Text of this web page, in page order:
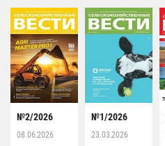
№2/2026
08.06.2026
№1/2026
23.03.2026